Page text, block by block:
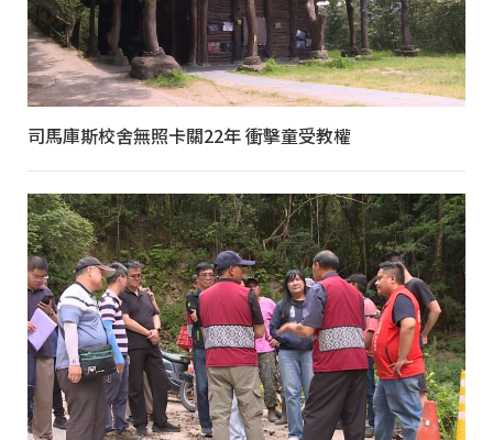
司馬庫斯校舍無照卡關22年 衝擊童受教權